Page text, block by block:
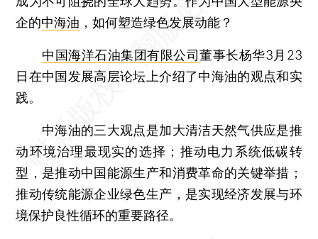
企的中海油 ，如何塑造绿色发展动能？
中国海洋石油集团有限公司董事长杨华3月23
日在中国发展高层论坛上介绍了中海油的观点和实
践。
中海油的三大观点是加大清洁天然气供应是推
动环境治理最现实的选择；推动电力系统低碳转
型，是推动中国能源生产和消费革命的关键举措；
推动传统能源企业绿色生产，是实现经济发展与环
境保护良性循环的重要路径。